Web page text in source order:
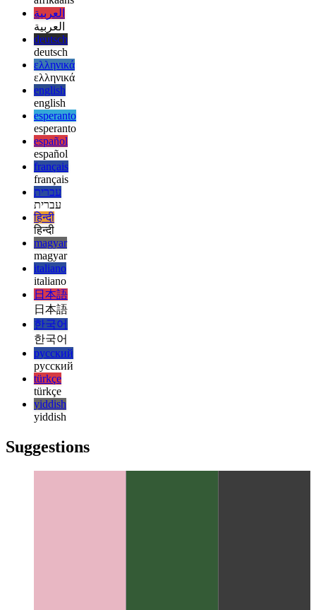
afrikaans
afrikaans
العربية
العربية
deutsch
deutsch
ελληνικά
ελληνικά
english
english
esperanto
esperanto
español
español
français
français
עברית
עברית
हिन्दी
हिन्दी
magyar
magyar
italiano
italiano
日本語
日本語
한국어
한국어
русский
русский
türkçe
türkçe
yiddish
yiddish